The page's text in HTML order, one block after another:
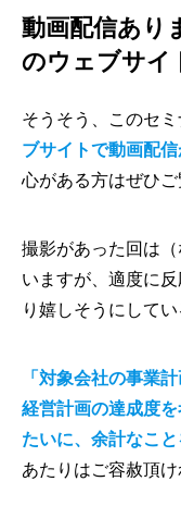
動画配信あり
のウェブサイ
そうそう、このセミ
ブサイトで動画配
心がある方はぜひご
撮影があった回は
いますが、適度に
り嬉しそうにしてい
「対象会社の事業
経営計画の達成度
たいに、余計なこ
あたりはご容赦頂け